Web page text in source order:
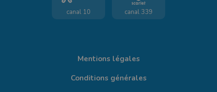
canal 10 canal 339
Mentions légales
Conditions générales